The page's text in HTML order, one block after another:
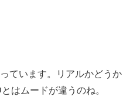
ています。リアルかどうか
はムードが違うのね。